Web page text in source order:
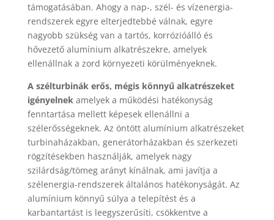
támogatásában. Ahogy a nap-, szél- és vízenergia-
rendszerek egyre elterjedtebbé válnak, egyre
nagyobb szükség van a tartós, korrózióálló és
hővezető alumínium alkatrészekre, amelyek
ellenállnak a zord környezeti körülményeknek.
A szélturbinák erős, mégis könnyű alkatrészeket
igényelnekamelyek a működési hatékonyság
fenntartása mellett képesek ellenállni a
szélerősségeknek. Az öntött alumínium alkatrészeket
turbinaházakban, generátorházakban és szerkezeti
rögzítésekben használják, amelyek nagy
szilárdság/tömeg arányt kínálnak, ami javítja a
szélenergia-rendszerek általános hatékonyságát. Az
alumínium könnyű súlya a telepítést és a
karbantartást is leegyszerűsíti, csökkentve a